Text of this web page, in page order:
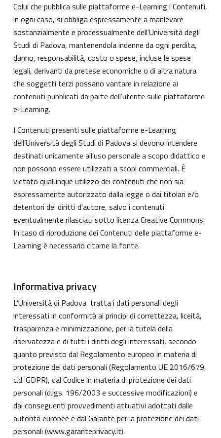
Colui che pubblica sulle piattaforme e-Learning i Contenuti,
in ogni caso, si obbliga espressamente a manlevare
sostanzialmente e processualmente dell’Università degli
Studi di Padova, mantenendola indenne da ogni perdita,
danno, responsabilità, costo o spese, incluse le spese
legali, derivanti da pretese economiche o di altra natura
che soggetti terzi possano vantare in relazione ai
contenuti pubblicati da parte dell’utente sulle piattaforme
e-Learning.
I Contenuti presenti sulle piattaforme e-Learning
dell’Università degli Studi di Padova si devono intendere
destinati unicamente all'uso personale a scopo didattico e
non possono essere utilizzati a scopi commerciali. È
vietato qualunque utilizzo dei contenuti che non sia
espressamente autorizzato dalla legge o dai titolari e/o
detentori dei diritti d'autore, salvo i contenuti
eventualmente rilasciati sotto licenza Creative Commons.
In caso di riproduzione dei Contenuti delle piattaforme e-
Learning è necessario citarne la fonte.
Informativa privacy
L’Università di Padova tratta i dati personali degli
interessati in conformità ai principi di correttezza, liceità,
trasparenza e minimizzazione, per la tutela della
riservatezza e di tutti i diritti degli interessati, secondo
quanto previsto dal Regolamento europeo in materia di
protezione dei dati personali (Regolamento UE 2016/679,
c.d. GDPR), dal Codice in materia di protezione dei dati
personali (d.lgs. 196/2003 e successive modificazioni) e
dai conseguenti provvedimenti attuativi adottati dalle
autorità europee e dal Garante per la protezione dei dati
personali (www.garanteprivacy.it).